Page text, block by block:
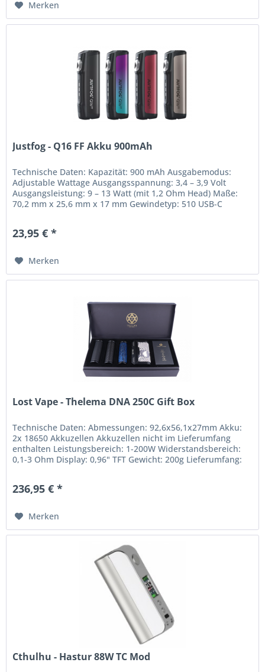
Merken
Justfog - Q16 FF Akku 900mAh
Technische Daten: Kapazität: 900 mAh Ausgabemodus:
Adjustable Wattage Ausgangsspannung: 3,4 – 3,9 Volt
Ausgangsleistung: 9 – 13 Watt (mit 1,2 Ohm Head) Maße:
70,2 mm x 25,6 mm x 17 mm Gewindetyp: 510 USB-C
23,95 € *
Merken
Lost Vape - Thelema DNA 250C Gift Box
Technische Daten: Abmessungen: 92,6x56,1x27mm Akku:
2x 18650 Akkuzellen Akkuzellen nicht im Lieferumfang
enthalten Leistungsbereich: 1-200W Widerstandsbereich:
0,1-3 Ohm Display: 0,96" TFT Gewicht: 200g Lieferumfang:
236,95 € *
Merken
Cthulhu - Hastur 88W TC Mod